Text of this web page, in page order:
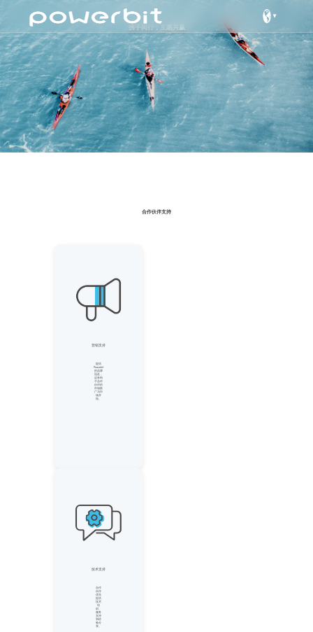
携手同行，互惠共赢
合作伙伴支持
营销支持
提供
Powerbit
的品牌
冠名，
这有利
于合作
伙伴的
市场推
广与市
场开
拓。
技术支持
合作
伙伴
优先
提供
技术
培
训、
服务
支持
和经
验分
享。